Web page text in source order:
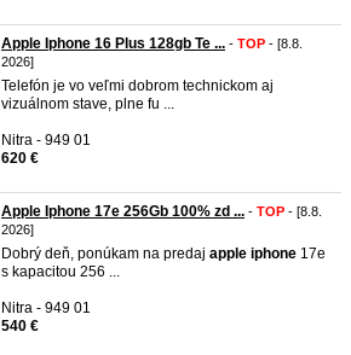
Apple Iphone 16 Plus 128gb Te ... - TOP - [8.8.
2026]
Telefón je vo veľmi dobrom technickom aj
vizuálnom stave, plne fu ...
Nitra - 949 01
620 €
Apple Iphone 17e 256Gb 100% zd ... - TOP - [8.8.
2026]
Dobrý deň, ponúkam na predaj apple iphone 17e
s kapacitou 256 ...
Nitra - 949 01
540 €